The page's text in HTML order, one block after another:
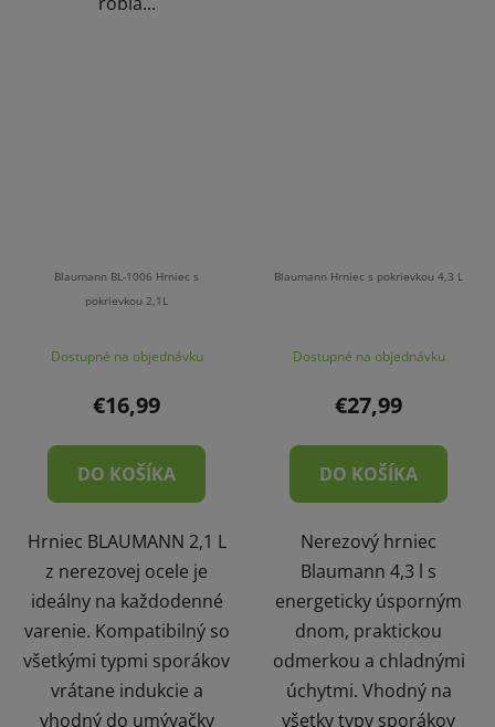
Blaumann BL-1006 Hrniec s
pokrievkou 2,1L
Dostupné na objednávku
€16,99
DO KOŠÍKA
Hrniec BLAUMANN 2,1 L
z nerezovej ocele je
ideálny na každodenné
varenie. Kompatibilný so
všetkými typmi sporákov
vrátane indukcie a
vhodný do umývačky
Blaumann Hrniec s pokrievkou 4,3 L
Dostupné na objednávku
€27,99
DO KOŠÍKA
Nerezový hrniec
Blaumann 4,3 l s
energeticky úsporným
dnom, praktickou
odmerkou a chladnými
úchytmi. Vhodný na
všetky typy sporákov